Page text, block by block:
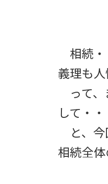
相続・
義理も人
って、
して・・
と、今
相続全